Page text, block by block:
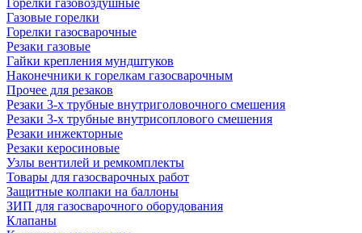
Горелки газовоздушные
Газовые горелки
Горелки газосварочные
Резаки газовые
Гайки крепления мундштуков
Наконечники к горелкам газосварочным
Прочее для резаков
Резаки 3-х трубные внутриголовочного смешения
Резаки 3-х трубные внутрисоплового смешения
Резаки инжекторные
Резаки керосиновые
Узлы вентилей и ремкомплекты
Товары для газосварочных работ
Защитные колпаки на баллоны
ЗИП для газосварочного оборудования
Клапаны